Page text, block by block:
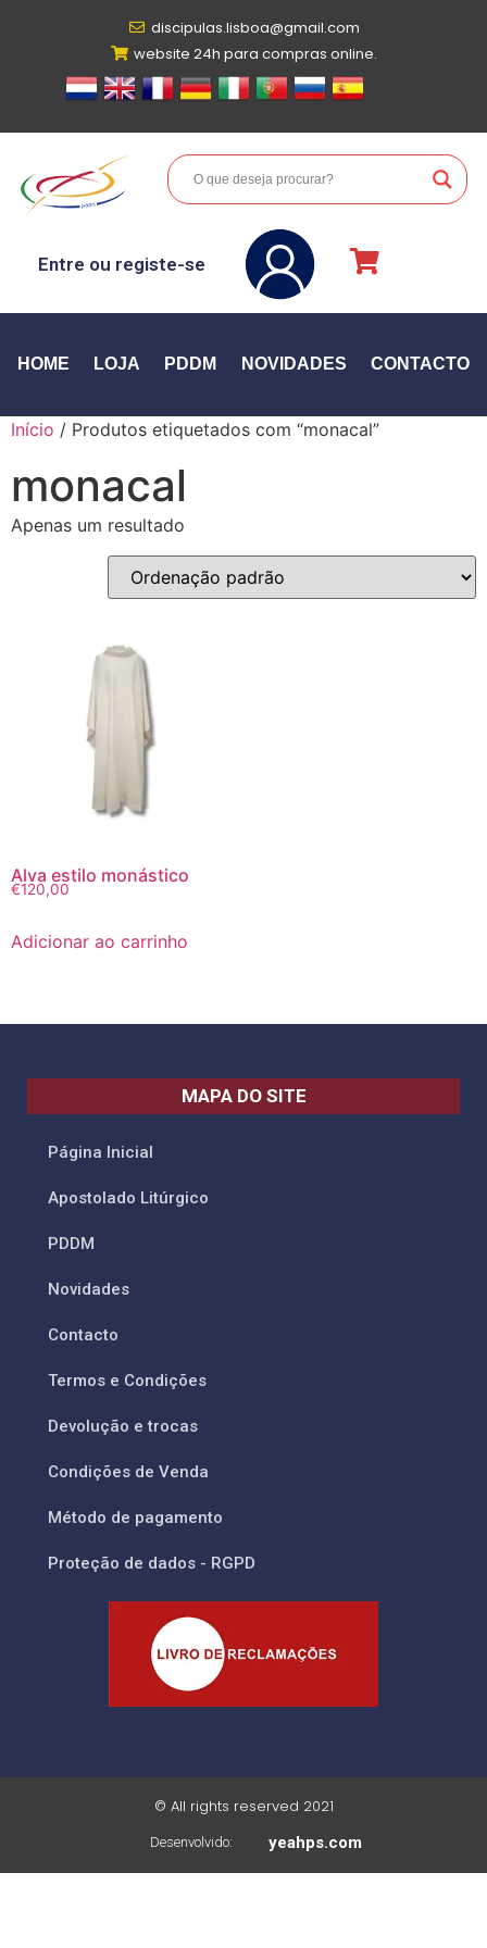
discipulas.lisboa@gmail.com
website 24h para compras online.
Entre ou registe-se
HOME LOJA PDDM NOVIDADES CONTACTO
Início / Produtos etiquetados com “monacal”
monacal
Apenas um resultado
Alva estilo monástico
€120,00
Adicionar ao carrinho
MAPA DO SITE
Página Inicial
Apostolado Litúrgico
PDDM
Novidades
Contacto
Termos e Condições
Devolução e trocas
Condições de Venda
Método de pagamento
Proteção de dados - RGPD
© All rights reserved 2021
Desenvolvido: yeahps.com